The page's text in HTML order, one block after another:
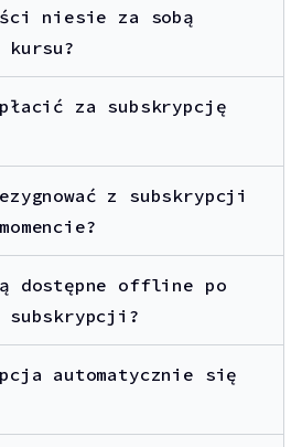
niesie za sobą
kursu?
za subskrypcję
z subskrypcji
dostępne offline po
subskrypcji?
automatycznie się